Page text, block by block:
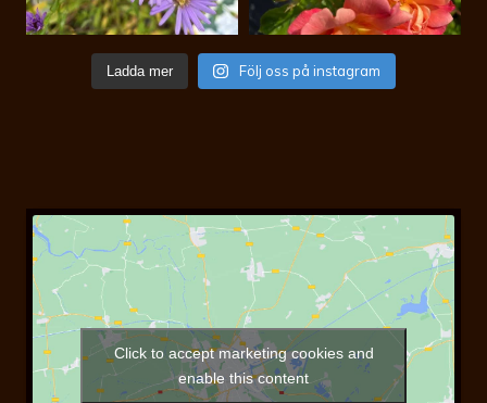
Ladda mer Följ oss på instagram
Click to accept marketing cookies and
enable this content